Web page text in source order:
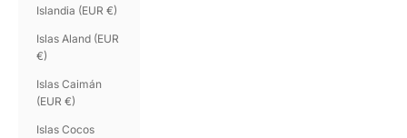
Islandia (EUR €)
Islas Aland (EUR
€)
Islas Caimán
(EUR €)
Islas Cocos